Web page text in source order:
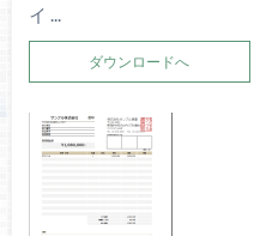
イ ...
ダウンロードへ